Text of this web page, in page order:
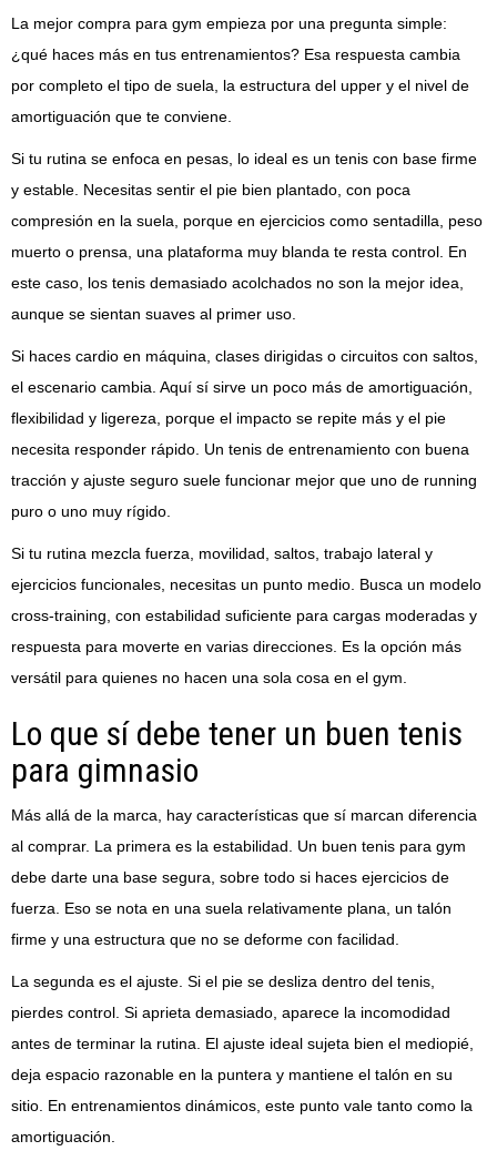
La mejor compra para gym empieza por una pregunta simple:
¿qué haces más en tus entrenamientos? Esa respuesta cambia
por completo el tipo de suela, la estructura del upper y el nivel de
amortiguación que te conviene.
Si tu rutina se enfoca en pesas, lo ideal es un tenis con base firme
y estable. Necesitas sentir el pie bien plantado, con poca
compresión en la suela, porque en ejercicios como sentadilla, peso
muerto o prensa, una plataforma muy blanda te resta control. En
este caso, los tenis demasiado acolchados no son la mejor idea,
aunque se sientan suaves al primer uso.
Si haces cardio en máquina, clases dirigidas o circuitos con saltos,
el escenario cambia. Aquí sí sirve un poco más de amortiguación,
flexibilidad y ligereza, porque el impacto se repite más y el pie
necesita responder rápido. Un tenis de entrenamiento con buena
tracción y ajuste seguro suele funcionar mejor que uno de running
puro o uno muy rígido.
Si tu rutina mezcla fuerza, movilidad, saltos, trabajo lateral y
ejercicios funcionales, necesitas un punto medio. Busca un modelo
cross-training, con estabilidad suficiente para cargas moderadas y
respuesta para moverte en varias direcciones. Es la opción más
versátil para quienes no hacen una sola cosa en el gym.
Lo que sí debe tener un buen tenis
para gimnasio
Más allá de la marca, hay características que sí marcan diferencia
al comprar. La primera es la estabilidad. Un buen tenis para gym
debe darte una base segura, sobre todo si haces ejercicios de
fuerza. Eso se nota en una suela relativamente plana, un talón
firme y una estructura que no se deforme con facilidad.
La segunda es el ajuste. Si el pie se desliza dentro del tenis,
pierdes control. Si aprieta demasiado, aparece la incomodidad
antes de terminar la rutina. El ajuste ideal sujeta bien el mediopié,
deja espacio razonable en la puntera y mantiene el talón en su
sitio. En entrenamientos dinámicos, este punto vale tanto como la
amortiguación.